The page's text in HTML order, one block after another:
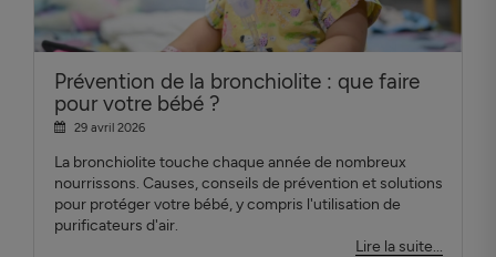
Prévention de la bronchiolite : que faire
pour votre bébé ?
29 avril 2026
La bronchiolite touche chaque année de nombreux
nourrissons. Causes, conseils de prévention et solutions
pour protéger votre bébé, y compris l'utilisation de
purificateurs d'air.
Lire la suite...